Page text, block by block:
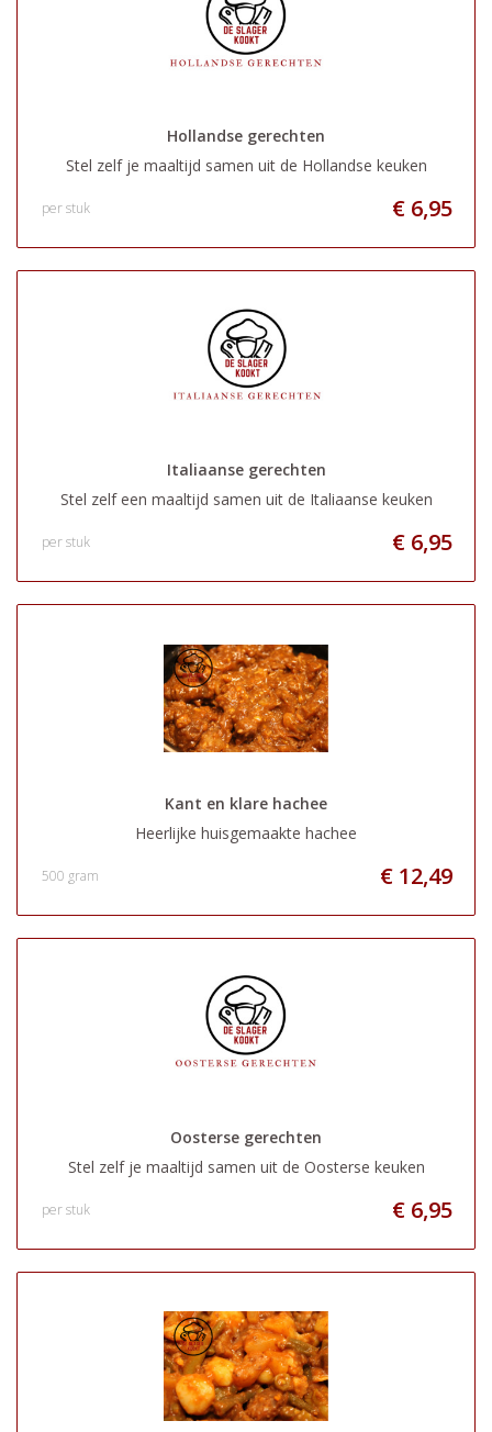
Hollandse gerechten
Stel zelf je maaltijd samen uit de Hollandse keuken
€ 6,95
per stuk
Italiaanse gerechten
Stel zelf een maaltijd samen uit de Italiaanse keuken
€ 6,95
per stuk
Kant en klare hachee
Heerlijke huisgemaakte hachee
€ 12,49
500 gram
Oosterse gerechten
Stel zelf je maaltijd samen uit de Oosterse keuken
€ 6,95
per stuk